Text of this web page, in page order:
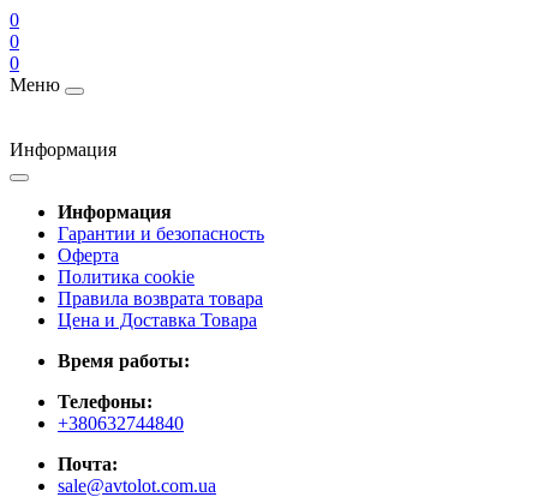
0
0
0
Меню
Информация
Информация
Гарантии и безопасность
Оферта
Политика cookie
Правила возврата товара
Цена и Доставка Товара
Время работы:
Телефоны:
+380632744840
Почта:
sale@avtolot.com.ua